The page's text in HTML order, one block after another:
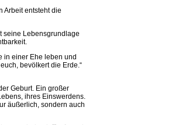
Arbeit entsteht die
seine Lebensgrundlage
in einer Ehe leben und
bevölkert die Erde.“
Geburt. Ein großer
ihres Einswerdens.
äußerlich, sondern auch